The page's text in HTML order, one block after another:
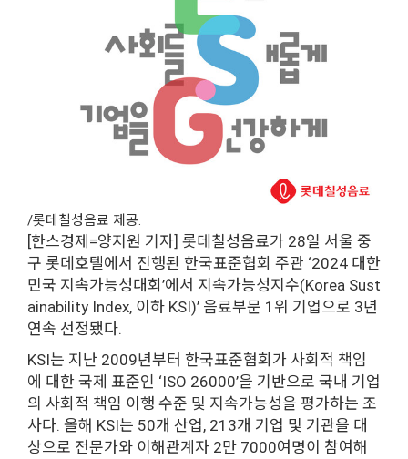
/롯데칠성음료 제공.
[한스경제=양지원 기자] 롯데칠성음료가 28일 서울 중
구 롯데호텔에서 진행된 한국표준협회 주관 ‘2024 대한
민국 지속가능성대회’에서 지속가능성지수(Korea Sust
ainability Index, 이하 KSI)’ 음료부문 1위 기업으로 3년
연속 선정됐다.
KSI는 지난 2009년부터 한국표준협회가 사회적 책임
에 대한 국제 표준인 ‘ISO 26000’을 기반으로 국내 기업
의 사회적 책임 이행 수준 및 지속가능성을 평가하는 조
사다. 올해 KSI는 50개 산업, 213개 기업 및 기관을 대
상으로 전문가와 이해관계자 2만 7000여명이 참여해